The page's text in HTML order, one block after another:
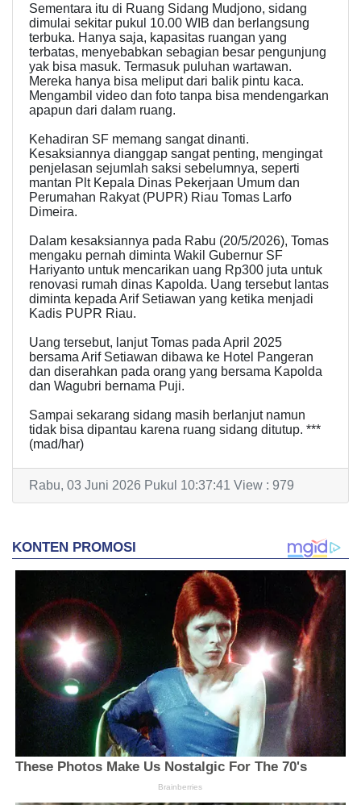
Sementara itu di Ruang Sidang Mudjono, sidang
dimulai sekitar pukul 10.00 WIB dan berlangsung
terbuka. Hanya saja, kapasitas ruangan yang
terbatas, menyebabkan sebagian besar pengunjung
yak bisa masuk. Termasuk puluhan wartawan.
Mereka hanya bisa meliput dari balik pintu kaca.
Mengambil video dan foto tanpa bisa mendengarkan
apapun dari dalam ruang.
Kehadiran SF memang sangat dinanti.
Kesaksiannya dianggap sangat penting, mengingat
penjelasan sejumlah saksi sebelumnya, seperti
mantan Plt Kepala Dinas Pekerjaan Umum dan
Perumahan Rakyat (PUPR) Riau Tomas Larfo
Dimeira.
Dalam kesaksiannya pada Rabu (20/5/2026), Tomas
mengaku pernah diminta Wakil Gubernur SF
Hariyanto untuk mencarikan uang Rp300 juta untuk
renovasi rumah dinas Kapolda. Uang tersebut lantas
diminta kepada Arif Setiawan yang ketika menjadi
Kadis PUPR Riau.
Uang tersebut, lanjut Tomas pada April 2025
bersama Arif Setiawan dibawa ke Hotel Pangeran
dan diserahkan pada orang yang bersama Kapolda
dan Wagubri bernama Puji.
Sampai sekarang sidang masih berlanjut namun
tidak bisa dipantau karena ruang sidang ditutup. ***
(mad/har)
Rabu, 03 Juni 2026 Pukul 10:37:41 View : 979